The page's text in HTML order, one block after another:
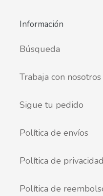
Información
Búsqueda
Trabaja con nosotros
Sigue tu pedido
Política de envíos
Política de privacidad
Política de